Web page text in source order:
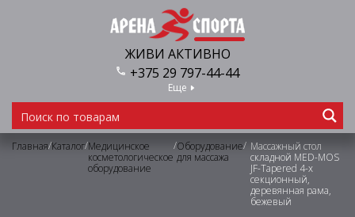
ЖИВИ АКТИВНО
+375 29 797-44-44
Еще
Главная/Каталог/Медицинское
косметологическое
оборудование
/Оборудование
для массажа
/ Массажный стол
складной MED-MOS
JF-Tapered 4-х
секционный,
деревянная рама,
бежевый